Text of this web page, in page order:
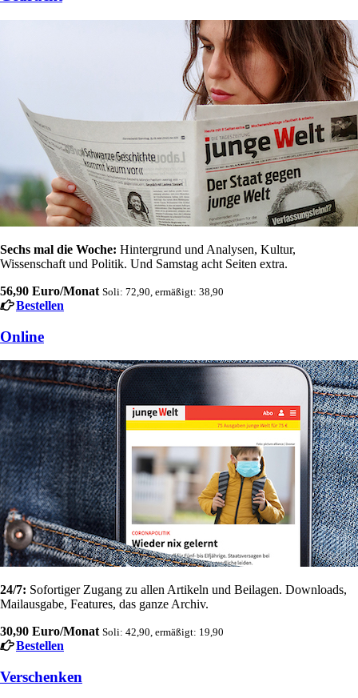
Sechs mal die Woche: Hintergrund und Analysen, Kultur,
Wissenschaft und Politik. Und Samstag acht Seiten extra.
56,90 Euro/Monat Soli: 72,90, ermäßigt: 38,90
Bestellen
Online
24/7: Sofortiger Zugang zu allen Artikeln und Beilagen. Downloads,
Mailausgabe, Features, das ganze Archiv.
30,90 Euro/Monat Soli: 42,90, ermäßigt: 19,90
Bestellen
Verschenken